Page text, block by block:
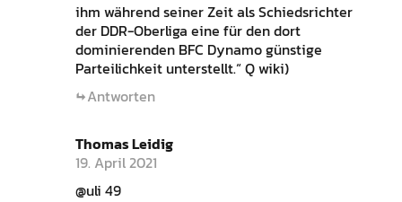
ihm während seiner Zeit als Schiedsrichter
der DDR-Oberliga eine für den dort
dominierenden BFC Dynamo günstige
Parteilichkeit unterstellt.“ Q wiki)
Antworten
Thomas Leidig
19. April 2021
@uli 49